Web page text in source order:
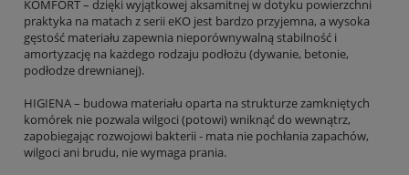
KOMFORT – dzięki wyjątkowej aksamitnej w dotyku powierzchni
praktyka na matach z serii eKO jest bardzo przyjemna, a wysoka
gęstość materiału zapewnia nieporównywalną stabilność i
amortyzację na każdego rodzaju podłożu (dywanie, betonie,
podłodze drewnianej).
HIGIENA – budowa materiału oparta na strukturze zamkniętych
komórek nie pozwala wilgoci (potowi) wniknąć do wewnątrz,
zapobiegając rozwojowi bakterii - mata nie pochłania zapachów,
wilgoci ani brudu, nie wymaga prania.